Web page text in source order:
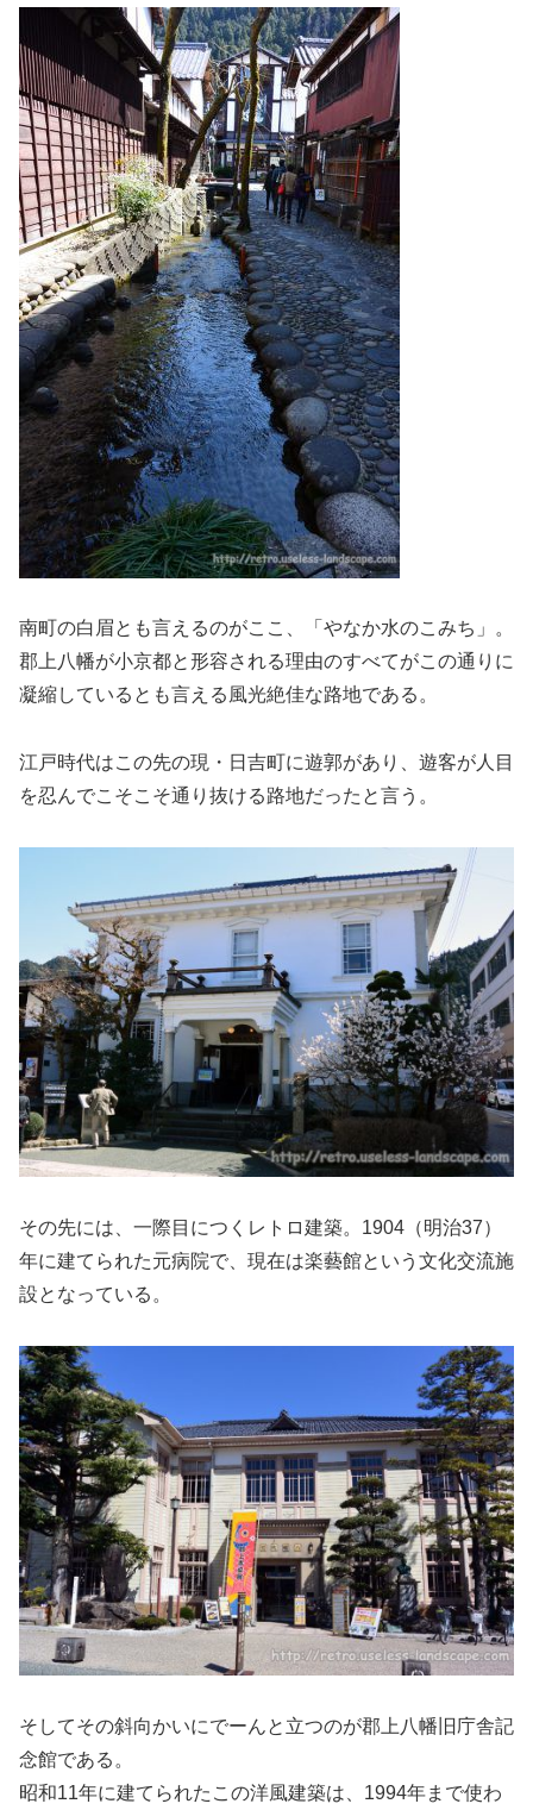
南町の白眉とも言えるのがここ、「やなか水のこみち」。
郡上八幡が小京都と形容される理由のすべてがこの通りに
凝縮しているとも言える風光絶佳な路地である。
江戸時代はこの先の現・日吉町に遊郭があり、遊客が人目
を忍んでこそこそ通り抜ける路地だったと言う。
その先には、一際目につくレトロ建築。1904（明治37）
年に建てられた元病院で、現在は楽藝館という文化交流施
設となっている。
そしてその斜向かいにでーんと立つのが郡上八幡旧庁舎記
念館である。
昭和11年に建てられたこの洋風建築は、1994年まで使わ